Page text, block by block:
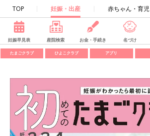
TOP 妊娠・出産 赤ちゃん・育児
妊娠早見表 産院検索 お金・手続き 名づけ
たまごクラブ ひよこクラブ アプリ